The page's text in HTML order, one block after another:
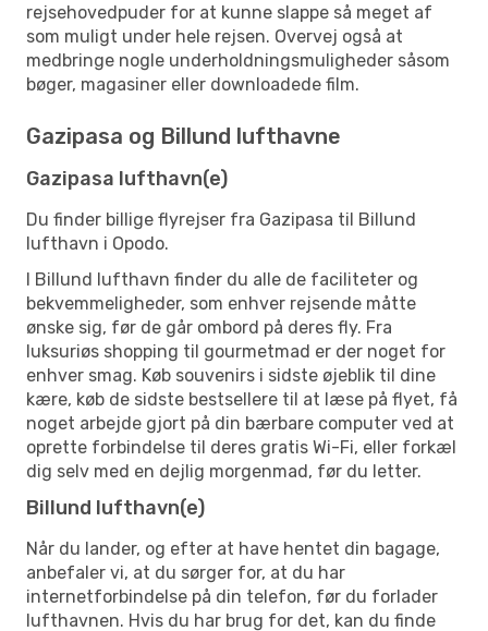
rejsehovedpuder for at kunne slappe så meget af
som muligt under hele rejsen. Overvej også at
medbringe nogle underholdningsmuligheder såsom
bøger, magasiner eller downloadede film.
Gazipasa og Billund lufthavne
Gazipasa lufthavn(e)
Du finder billige flyrejser fra Gazipasa til Billund
lufthavn i Opodo.
I Billund lufthavn finder du alle de faciliteter og
bekvemmeligheder, som enhver rejsende måtte
ønske sig, før de går ombord på deres fly. Fra
luksuriøs shopping til gourmetmad er der noget for
enhver smag. Køb souvenirs i sidste øjeblik til dine
kære, køb de sidste bestsellere til at læse på flyet, få
noget arbejde gjort på din bærbare computer ved at
oprette forbindelse til deres gratis Wi-Fi, eller forkæl
dig selv med en dejlig morgenmad, før du letter.
Billund lufthavn(e)
Når du lander, og efter at have hentet din bagage,
anbefaler vi, at du sørger for, at du har
internetforbindelse på din telefon, før du forlader
lufthavnen. Hvis du har brug for det, kan du finde